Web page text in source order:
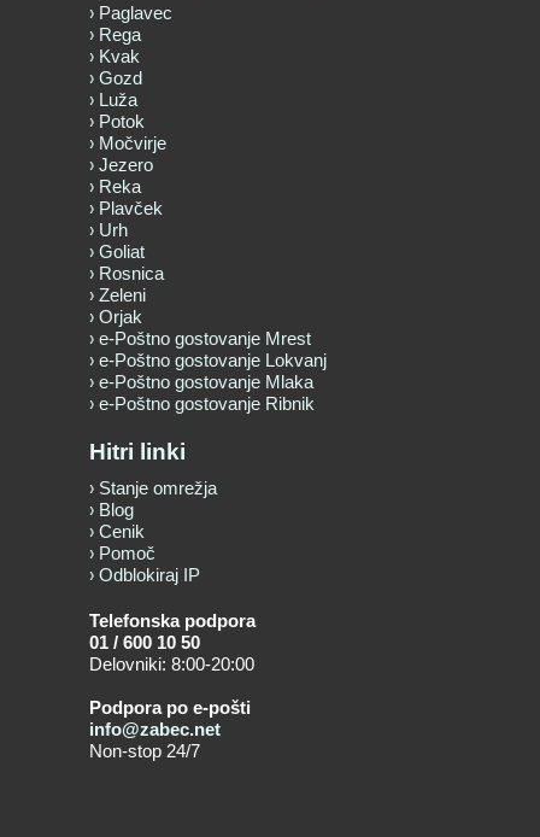
Paglavec
Rega
Kvak
Gozd
Luža
Potok
Močvirje
Jezero
Reka
Plavček
Urh
Goliat
Rosnica
Zeleni
Orjak
e-Poštno gostovanje Mrest
e-Poštno gostovanje Lokvanj
e-Poštno gostovanje Mlaka
e-Poštno gostovanje Ribnik
Hitri linki
Stanje omrežja
Blog
Cenik
Pomoč
Odblokiraj IP
Telefonska podpora
01 / 600 10 50
Delovniki: 8:00-20:00
Podpora po e-pošti
info@zabec.net
Non-stop 24/7